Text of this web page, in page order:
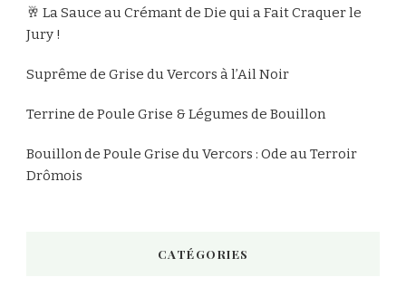
🥂 La Sauce au Crémant de Die qui a Fait Craquer le
Jury !
Suprême de Grise du Vercors à l’Ail Noir
Terrine de Poule Grise & Légumes de Bouillon
Bouillon de Poule Grise du Vercors : Ode au Terroir
Drômois
CATÉGORIES